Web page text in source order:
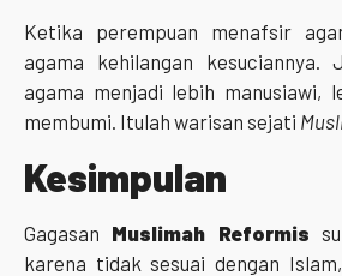
Ketika perempuan menafsir
agama kehilangan kesuciannya.
agama menjadi lebih manusiawi,
membumi. Itulah warisan sejati
Kesimpulan
Gagasan Muslimah Reformis
karena tidak sesuai dengan